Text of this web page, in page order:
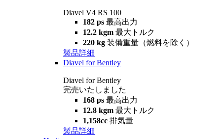
Diavel V4 RS 100
182 ps 最高出力
12.2 kgm 最大トルク
220 kg 装備重量（燃料を除く）
製品詳細
Diavel for Bentley
Diavel for Bentley
完売いたしました
168 ps 最高出力
12.8 kgm 最大トルク
1,158cc 排気量
製品詳細